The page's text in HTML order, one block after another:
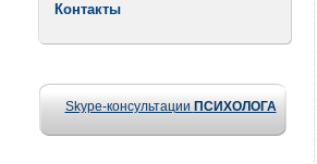
Контакты
Skype-консультации ПСИХОЛОГА